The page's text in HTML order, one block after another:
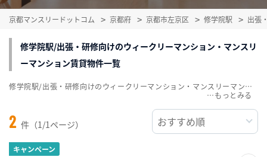
京都マンスリードットコム 京都府 京都市左京区 修学院駅 出張
修学院駅/出張・研修向けのウィークリーマンション・マンスリ
ーマンション賃貸物件一覧
2 件（1/1ページ）
キャンペーン
修学院駅/出張・研修向けのウィークリーマンション・マンスリーマンション賃貸物件一覧を掲載中。敷金・礼金無料、家具・家電付をご紹介。こだわり条件での絞込みも簡単！
…